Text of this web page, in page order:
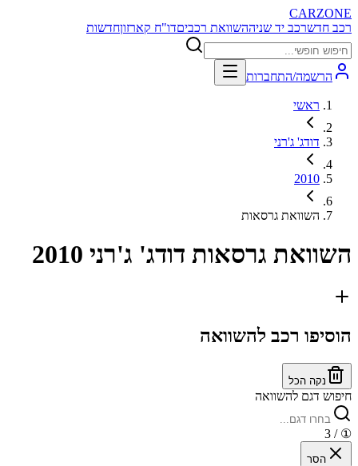
CARZONE
רכב חדשרכב יד שניההשוואת רכביםדו"ח קארזוןחדשות
הרשמה/התחברות
ראשי
דודג' ג'רני
2010
השוואת גרסאות
השוואת גרסאות דודג' ג'רני 2010
הוסיפו רכב להשוואה
נקה הכל
חיפוש דגם להשוואה
①
/ 3
הסר